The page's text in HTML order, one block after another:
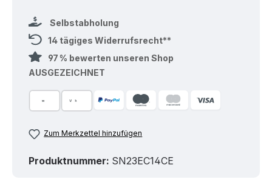
Selbstabholung
14 tägiges Widerrufsrecht**
97 % bewerten unseren Shop
AUSGEZEICHNET
Zum Merkzettel hinzufügen
Produktnummer: SN23EC14CE